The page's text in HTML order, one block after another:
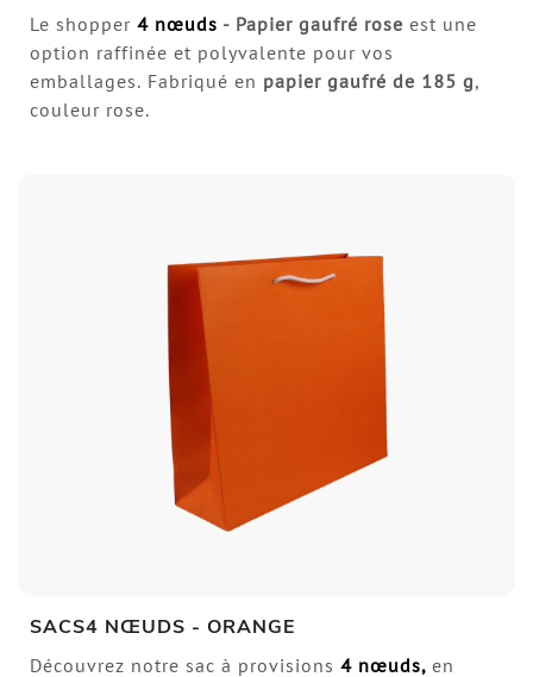
Le shopper 4 nœuds - Papier gaufré rose est une
option raffinée et polyvalente pour vos
emballages. Fabriqué en papier gaufré de 185 g ,
couleur rose.
SACS4 NŒUDS - ORANGE
Découvrez notre sac à provisions 4 nœuds, en